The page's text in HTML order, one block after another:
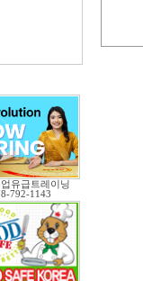
유급트레이닝
792-1143